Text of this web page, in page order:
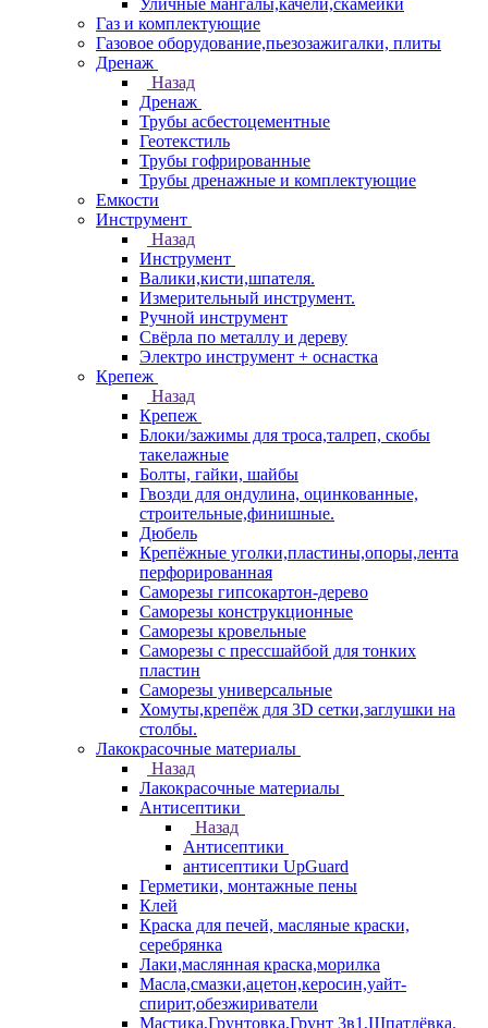
Уличные мангалы,качели,скамейки
Газ и комплектующие
Газовое оборудование,пьезозажигалки, плиты
Дренаж
Назад
Дренаж
Трубы асбестоцементные
Геотекстиль
Трубы гофрированные
Трубы дренажные и комплектующие
Емкости
Инструмент
Назад
Инструмент
Валики,кисти,шпателя.
Измерительный инструмент.
Ручной инструмент
Свёрла по металлу и дереву
Электро инструмент + оснастка
Крепеж
Назад
Крепеж
Блоки/зажимы для троса,талреп, скобы
такелажные
Болты, гайки, шайбы
Гвозди для ондулина, оцинкованные,
строительные,финишные.
Дюбель
Крепёжные уголки,пластины,опоры,лента
перфорированная
Саморезы гипсокартон-дерево
Саморезы конструкционные
Саморезы кровельные
Саморезы с прессшайбой для тонких
пластин
Саморезы универсальные
Хомуты,крепёж для 3D сетки,заглушки на
столбы.
Лакокрасочные материалы
Назад
Лакокрасочные материалы
Антисептики
Назад
Антисептики
антисептики UpGuard
Герметики, монтажные пены
Клей
Краска для печей, масляные краски,
серебрянка
Лаки,маслянная краска,морилка
Масла,смазки,ацетон,керосин,уайт-
спирит,обезжириватели
Мастика,Грунтовка,Грунт 3в1,Шпатлёвка.